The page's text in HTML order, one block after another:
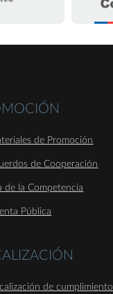
de Promoción
de Cooperación
de la Competencia
Pública
de cumplimiento